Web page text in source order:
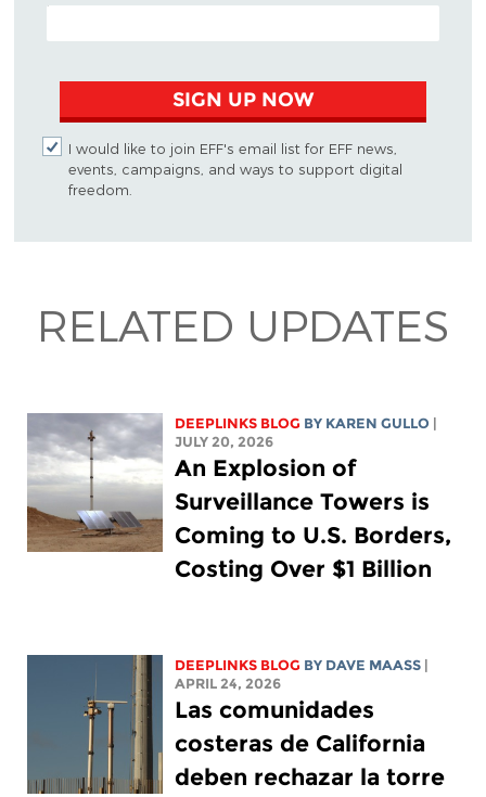
EMAIL ADDRESS
SIGN UP NOW
I would like to join EFF's email list for EFF news,
events, campaigns, and ways to support digital
freedom.
RELATED UPDATES
DEEPLINKS BLOG BY KAREN GULLO
JULY 20, 2026
An Explosion of
Surveillance Towers is
Coming to U.S. Borders,
Costing Over $1 Billion
DEEPLINKS BLOG BY DAVE MAASS
APRIL 24, 2026
Las comunidades
costeras de California
deben rechazar la torre